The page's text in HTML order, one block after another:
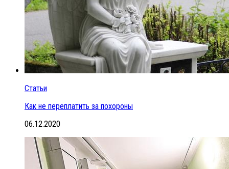
Статьи
Как не переплатить за похороны
06.12.2020